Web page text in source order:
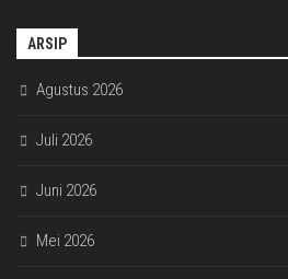
ARSIP
Agustus 2026
Juli 2026
Juni 2026
Mei 2026